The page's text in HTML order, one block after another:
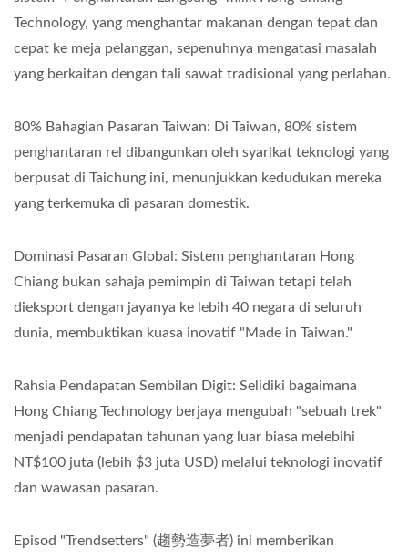
Technology, yang menghantar makanan dengan tepat dan
cepat ke meja pelanggan, sepenuhnya mengatasi masalah
yang berkaitan dengan tali sawat tradisional yang perlahan.
80% Bahagian Pasaran Taiwan: Di Taiwan, 80% sistem
penghantaran rel dibangunkan oleh syarikat teknologi yang
berpusat di Taichung ini, menunjukkan kedudukan mereka
yang terkemuka di pasaran domestik.
Dominasi Pasaran Global: Sistem penghantaran Hong
Chiang bukan sahaja pemimpin di Taiwan tetapi telah
dieksport dengan jayanya ke lebih 40 negara di seluruh
dunia, membuktikan kuasa inovatif "Made in Taiwan."
Rahsia Pendapatan Sembilan Digit: Selidiki bagaimana
Hong Chiang Technology berjaya mengubah "sebuah trek"
menjadi pendapatan tahunan yang luar biasa melebihi
NT$100 juta (lebih $3 juta USD) melalui teknologi inovatif
dan wawasan pasaran.
Episod "Trendsetters" (趨勢造夢者) ini memberikan